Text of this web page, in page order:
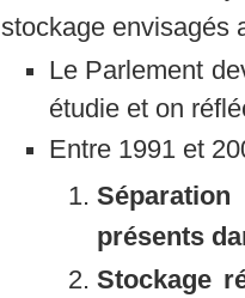
stockage envisagés
Le Parlement
étudie et on
Entre 1991 et
présents
Stockage